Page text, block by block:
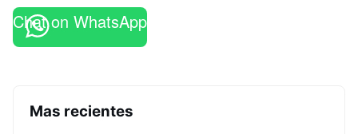
Chat on WhatsApp
Mas recientes